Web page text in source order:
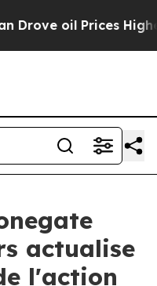
oil Prices Higher,
actualise
l'action